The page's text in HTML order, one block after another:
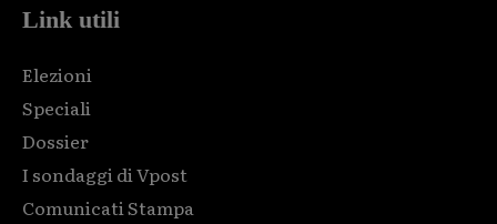
Link utili
Elezioni
Speciali
Dossier
I sondaggi di Vpost
Comunicati Stampa